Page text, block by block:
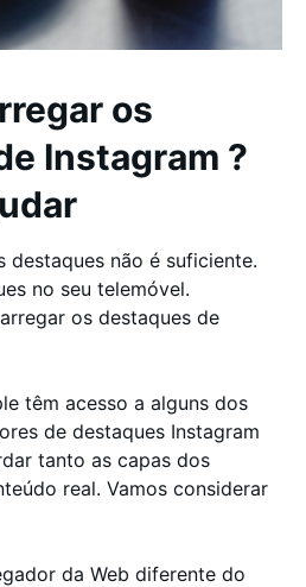
os
Instagram ?
destaques não é suficiente.
no seu telemóvel.
os destaques de
têm acesso a alguns dos
de destaques Instagram
tanto as capas dos
real. Vamos considerar
da Web diferente do